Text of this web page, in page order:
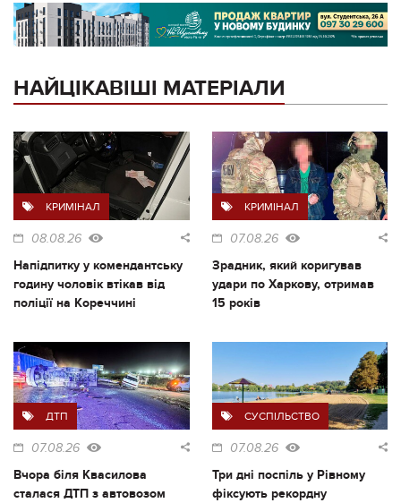
НАЙЦІКАВІШІ МАТЕРІАЛИ
КРИМІНАЛ
08.08.26
Напідпитку у комендантську
годину чоловік втікав від
поліції на Кореччині
КРИМІНАЛ
07.08.26
Зрадник, який коригував
удари по Харкову, отримав
15 років
ДТП
07.08.26
Вчора біля Квасилова
сталася ДТП з автовозом
СУСПІЛЬСТВО
07.08.26
Три дні поспіль у Рівному
фіксують рекордну